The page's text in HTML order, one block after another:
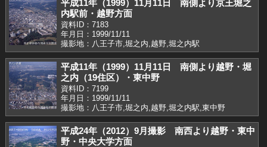
平成11年（1999）11月11日 南側より京王堀之
内駅前・越野方面
資料ID：7183
年月日：1999/11/11
撮影地：八王子市,堀之内,越野,堀之内駅
平成11年（1999）11月11日 南側より越野・堀
之内（19住区）・東中野
資料ID：7199
年月日：1999/11/11
撮影地：八王子市,堀之内,越野,堀之内駅,東中野
平成24年（2012）9月撮影 南西より越野・東中
野・中央大学方面